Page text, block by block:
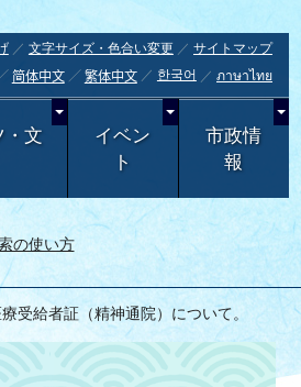
文字サイズ・色合い変更
サイトマップ
简体中文 繁体中文 한국어 ภาษาไทย
・文
イベン
ト
市政情
報
の使い方
受給者証（精神通院）について。